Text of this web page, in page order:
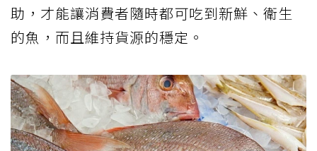
助，才能讓消費者隨時都可吃到新鮮、衛生
的魚，而且維持貨源的穩定。